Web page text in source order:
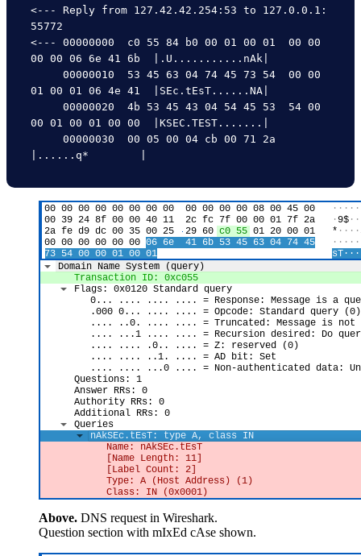
<--- Reply from 127.42.42.254:53 to 127.0.0.1:
55772
<--- 00000000  c0 55 84 b0 00 01 00 01  00 00
00 00 06 6e 41 6b  |.U...........nAk|
01 00 01 06 4e 41  |SEc.tEsT......NA|
00 01 00 01 00 00  |KSEC.TEST.......|
Above. DNS request in Wireshark.
Question section with mIxEd cAse shown.